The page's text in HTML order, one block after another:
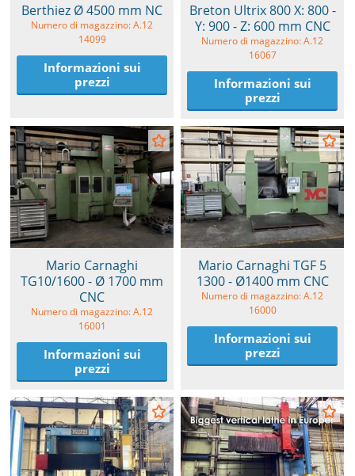
Berthiez Ø 4500 mm NC
Numero di magazzino: A.12
14099
Informazioni sui
prezzi
Breton Ultrix 800 X: 800 -
Y: 900 - Z: 600 mm CNC
Numero di magazzino: A.12
16067
Informazioni sui
prezzi
Mario Carnaghi
TG10/1600 - Ø 1700 mm
CNC
Numero di magazzino: A.12
16001
Informazioni sui
prezzi
Mario Carnaghi TGF 5
1300 - Ø1400 mm CNC
Numero di magazzino: A.12
16000
Informazioni sui
prezzi